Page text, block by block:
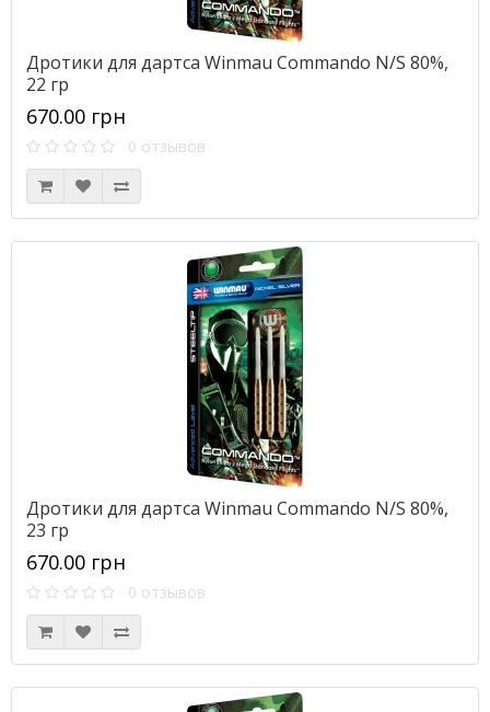
Дротики для дартса Winmau Commando N/S 80%,
22 гр
670.00 грн
0 отзывов
Дротики для дартса Winmau Commando N/S 80%,
23 гр
670.00 грн
0 отзывов